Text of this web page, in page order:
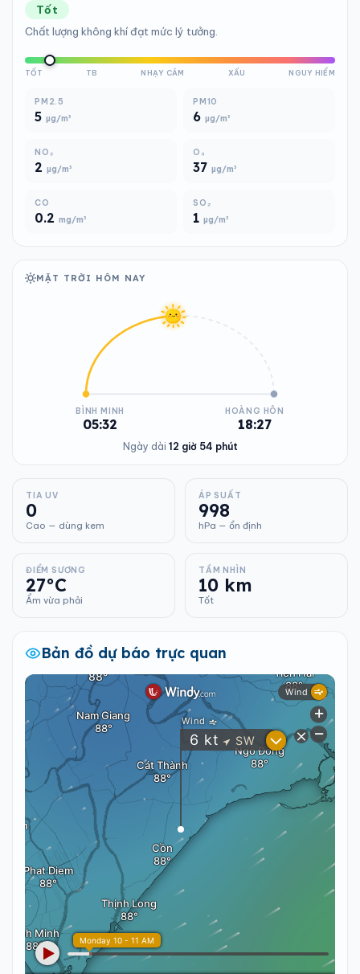
Tốt
Chất lượng không khí đạt mức lý tưởng.
TỐT TB NHẠY CẢM XẤU NGUY HIỂM
PM2.5
5 µg/m³
PM10
6 µg/m³
NO₂
2 µg/m³
O₃
37 µg/m³
CO
0.2 mg/m³
SO₂
1 µg/m³
MẶT TRỜI HÔM NAY
BÌNH MINH
05:32
HOÀNG HÔN
18:27
Ngày dài 12 giờ 54 phút
TIA UV
0
Cao — dùng kem
ÁP SUẤT
998
hPa — ổn định
ĐIỂM SƯƠNG
27°C
Ẩm vừa phải
TẦM NHÌN
10 km
Tốt
Bản đồ dự báo trực quan